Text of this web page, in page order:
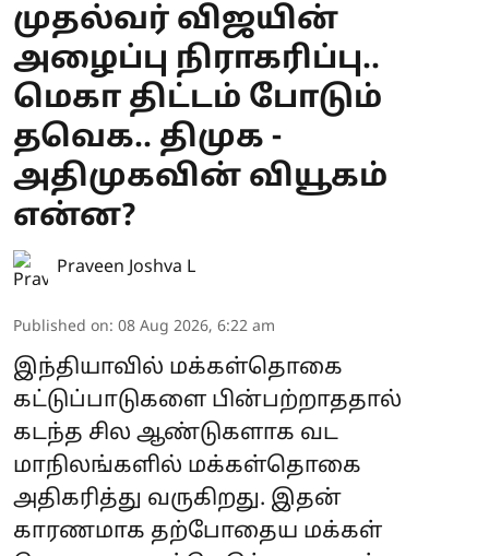
முதல்வர் விஜயின்
அழைப்பு நிராகரிப்பு..
மெகா திட்டம் போடும்
தவெக.. திமுக -
அதிமுகவின் வியூகம்
என்ன?
Praveen Joshva L
Published on: 08 Aug 2026, 6:22 am
இந்தியாவில் மக்கள்தொகை
கட்டுப்பாடுகளை பின்பற்றாததால்
கடந்த சில ஆண்டுகளாக வட
மாநிலங்களில் மக்கள்தொகை
அதிகரித்து வருகிறது. இதன்
காரணமாக தற்போதைய மக்கள்